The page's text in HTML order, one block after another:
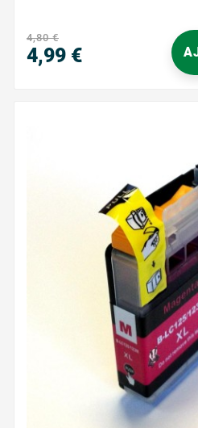
travailliez sur des
projets créatifs, la riche
4,80 €
4,99 €